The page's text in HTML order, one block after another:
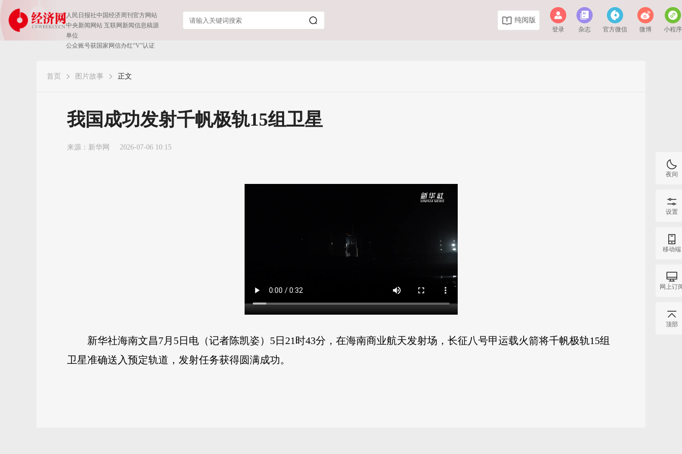
人民日报社中国经济周刊官方网站
中央新闻网站 互联网新闻信息稿源
单位
公众账号获国家网信办红“V”认证
纯阅版
登录 杂志 官方微信 微博 小程序
首页 图片故事 正文
我国成功发射千帆极轨15组卫星
来源： 新华网 2026-07-06 10:15
新华社海南文昌7月5日电（记者陈凯姿）5日21时43分，在海南商业航天发射场，长征八号甲运载火箭将千帆极轨15组
卫星准确送入预定轨道，发射任务获得圆满成功。
夜间
设置
移动端
网上订
顶部